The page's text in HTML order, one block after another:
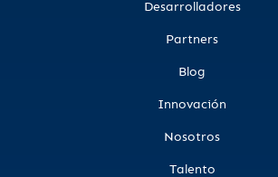
Desarrolladores
Partners
Blog
Innovación
Nosotros
Talento